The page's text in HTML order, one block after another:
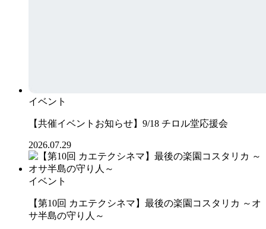
イベント
【共催イベントお知らせ】9/18 チロル堂応援会
2026.07.29
イベント
【第10回 カエテクシネマ】最後の楽園コスタリカ ～オ
サ半島の守り人～